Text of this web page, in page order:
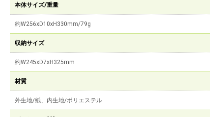
本体サイズ/重量
約W256xD10xH330mm/79g
収納サイズ
約W245xD7xH325mm
材質
外生地/紙、内生地/ポリエステル